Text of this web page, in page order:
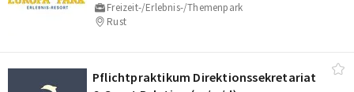
Freizeit-/Erlebnis-/Themenpark
Rust
Pflichtpraktikum Direktionssekretariat